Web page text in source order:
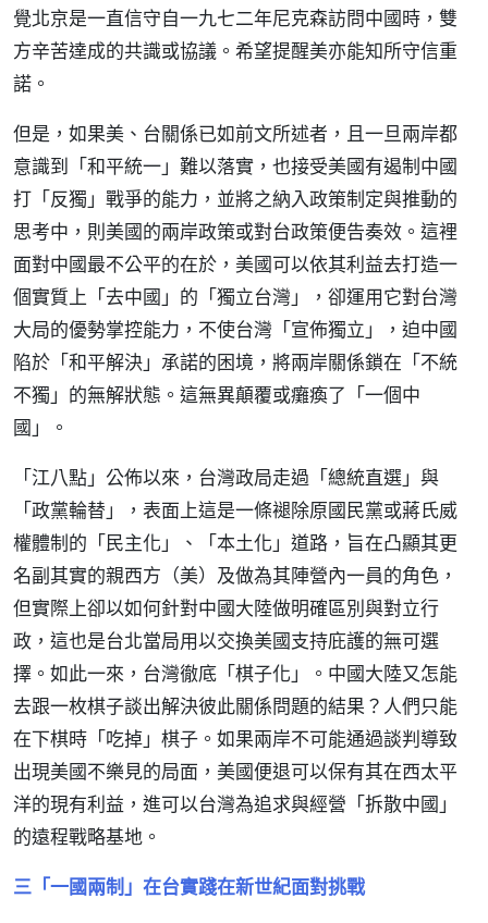
覺北京是一直信守自一九七二年尼克森訪問中國時，雙
方辛苦達成的共識或協議。希望提醒美亦能知所守信重
諾。
但是，如果美、台關係已如前文所述者，且一旦兩岸都
意識到「和平統一」難以落實，也接受美國有遏制中國
打「反獨」戰爭的能力，並將之納入政策制定與推動的
思考中，則美國的兩岸政策或對台政策便告奏效。這裡
面對中國最不公平的在於，美國可以依其利益去打造一
個實質上「去中國」的「獨立台灣」，卻運用它對台灣
大局的優勢掌控能力，不使台灣「宣佈獨立」，迫中國
陷於「和平解決」承諾的困境，將兩岸關係鎖在「不統
不獨」的無解狀態。這無異顛覆或癱瘓了「一個中
國」。
「江八點」公佈以來，台灣政局走過「總統直選」與
「政黨輪替」，表面上這是一條褪除原國民黨或蔣氏威
權體制的「民主化」、「本土化」道路，旨在凸顯其更
名副其實的親西方（美）及做為其陣營內一員的角色，
但實際上卻以如何針對中國大陸做明確區別與對立行
政，這也是台北當局用以交換美國支持庇護的無可選
擇。如此一來，台灣徹底「棋子化」。中國大陸又怎能
去跟一枚棋子談出解決彼此關係問題的結果？人們只能
在下棋時「吃掉」棋子。如果兩岸不可能通過談判導致
出現美國不樂見的局面，美國便退可以保有其在西太平
洋的現有利益，進可以台灣為追求與經營「拆散中國」
的遠程戰略基地。
三「一國兩制」在台實踐在新世紀面對挑戰